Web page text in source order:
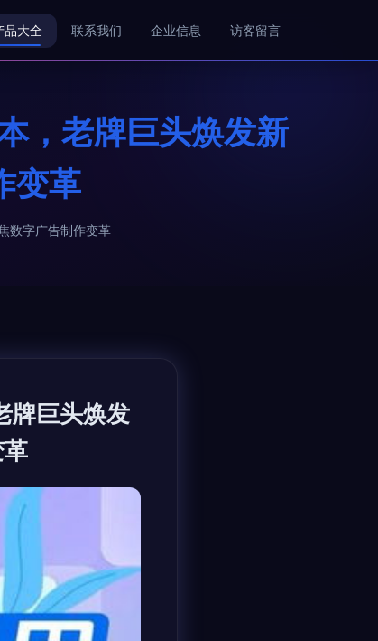
品大全 联系我们 企业信息 访客留言
，老牌巨头焕发新
变革
数字广告制作变革
牌巨头焕发